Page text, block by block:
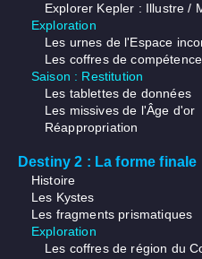
Explorer Kepler : Illustre /
Exploration
Les urnes de l'Espace
Les coffres de compétence
Saison : Restitution
Les tablettes de données
Les missives de l'Âge d'or
Réappropriation
Destiny 2 : La forme finale
Histoire
Les Kystes
Les fragments prismatiques
Exploration
Les coffres de région du